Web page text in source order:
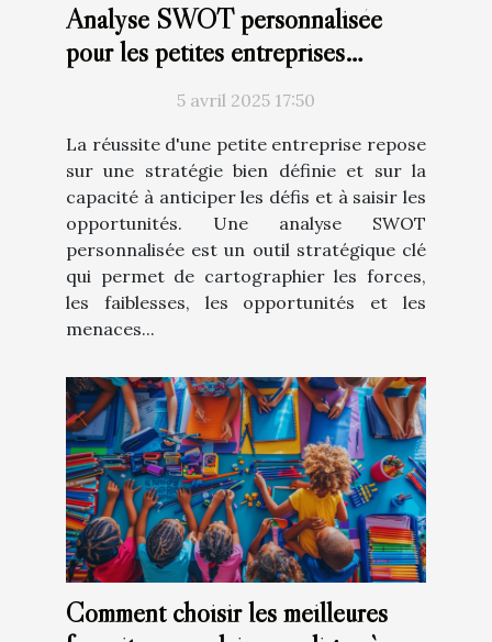
Analyse SWOT personnalisée
pour les petites entreprises
comment la réaliser5 avril 2025 17:50
La réussite d'une petite entreprise repose
sur une stratégie bien définie et sur la
capacité à anticiper les défis et à saisir les
opportunités. Une analyse SWOT
personnalisée est un outil stratégique clé
qui permet de cartographier les forces,
les faiblesses, les opportunités et les
menaces...
Comment choisir les meilleures